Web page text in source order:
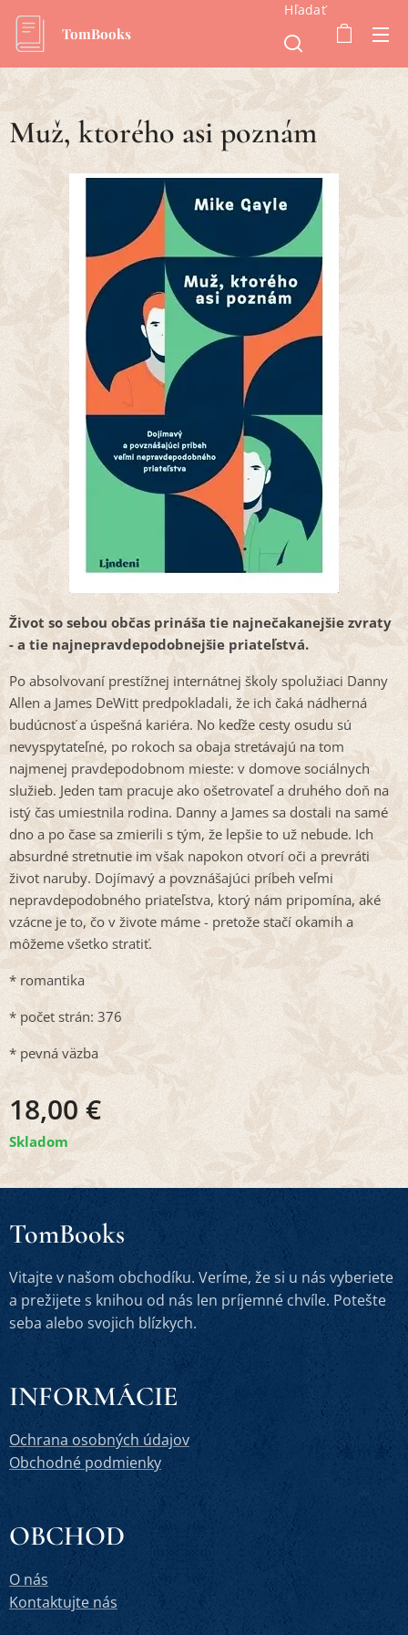
TomBooks
Hľadať
Muž, ktorého asi poznám
Život so sebou občas prináša tie najnečakanejšie zvraty
- a tie najnepravdepodobnejšie priateľstvá.
Po absolvovaní prestížnej internátnej školy spolužiaci Danny
Allen a James DeWitt predpokladali, že ich čaká nádherná
budúcnosť a úspešná kariéra. No keďže cesty osudu sú
nevyspytateľné, po rokoch sa obaja stretávajú na tom
najmenej pravdepodobnom mieste: v domove sociálnych
služieb. Jeden tam pracuje ako ošetrovateľ a druhého doň na
istý čas umiestnila rodina. Danny a James sa dostali na samé
dno a po čase sa zmierili s tým, že lepšie to už nebude. Ich
absurdné stretnutie im však napokon otvorí oči a prevráti
život naruby. Dojímavý a povznášajúci príbeh veľmi
nepravdepodobného priateľstva, ktorý nám pripomína, aké
vzácne je to, čo v živote máme - pretože stačí okamih a
môžeme všetko stratiť.
* romantika
* počet strán: 376
* pevná väzba
18,00€
Skladom
TomBooks
Vitajte v našom obchodíku. Veríme, že si u nás vyberiete
a prežijete s knihou od nás len príjemné chvíle. Potešte
seba alebo svojich blízkych.
INFORMÁCIE
Ochrana osobných údajov
Obchodné podmienky
OBCHOD
O nás
Kontaktujte nás